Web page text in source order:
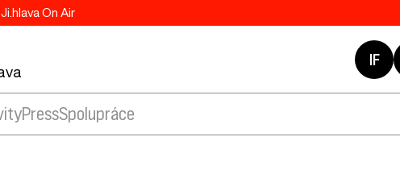
Ji.hlava On Air
IF
PressSpolupráce